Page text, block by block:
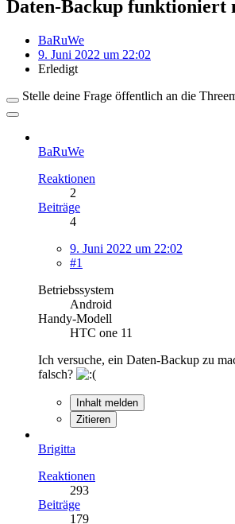
Daten-Backup funktioniert
BaRuWe
9. Juni 2022 um 22:02
Erledigt
Stelle deine Frage öffentlich an die
BaRuWe
Reaktionen
2
Beiträge
4
9. Juni 2022 um 22:02
#1
Betriebssystem
Android
Handy-Modell
HTC one 11
Ich versuche, ein Daten-Backup zu
falsch?
Inhalt melden
Zitieren
Brigitta
Reaktionen
293
Beiträge
179